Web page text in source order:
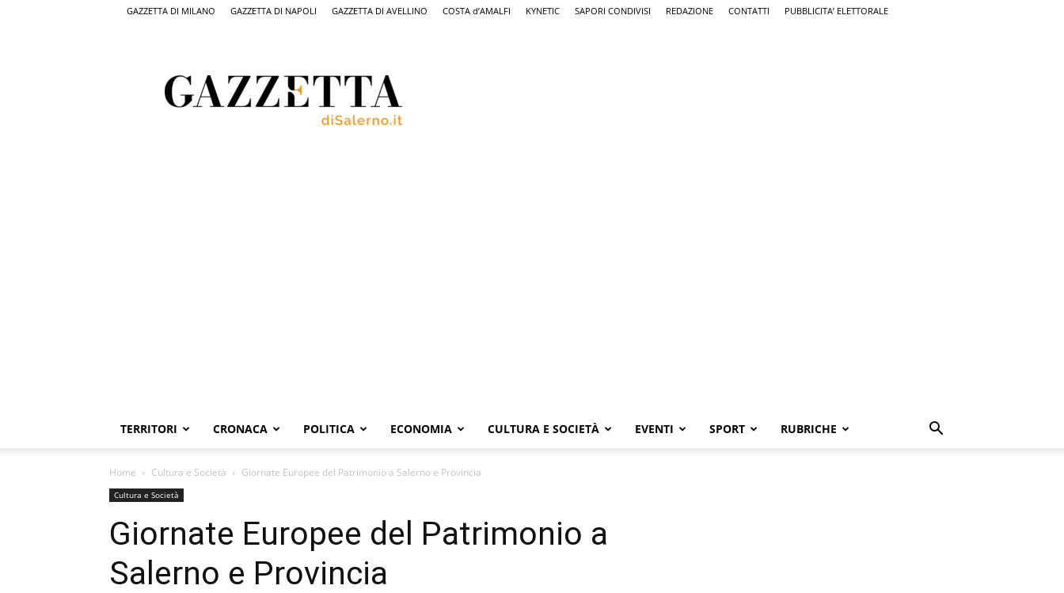
GAZZETTA DI MILANO GAZZETTA DI NAPOLI GAZZETTA DI AVELLINO COSTA d’AMALFI KYNETIC SAPORI CONDIVISI REDAZIONE CONTATTI PUBBLICITA’ ELETTORALE
Salerno,
il
quotidiano
TERRITORI CRONACA POLITICA ECONOMIA CULTURA E SOCIETÀ EVENTI SPORT RUBRICHE
Home Cultura e Società Giornate Europee del Patrimonio a Salerno e Provincia
Cultura e Società
Giornate Europee del Patrimonio a
Salerno e Provincia